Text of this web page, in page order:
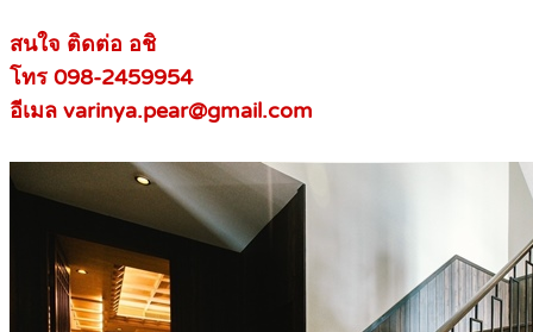
สนใจ ติดต่อ อชิ
โทร 098-2459954
อีเมล varinya.pear@gmail.com